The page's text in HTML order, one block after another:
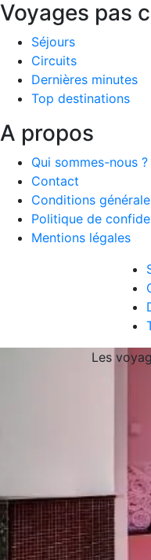
Voyages pas
Séjours
Circuits
Dernières minutes
Top destinations
A propos
Qui sommes-nous ?
Contact
Conditions
Politique de
Mentions légales
Les